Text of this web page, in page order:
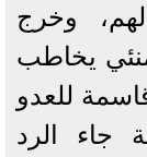
وخرج
يخاطب
للعدو
جاء الرد